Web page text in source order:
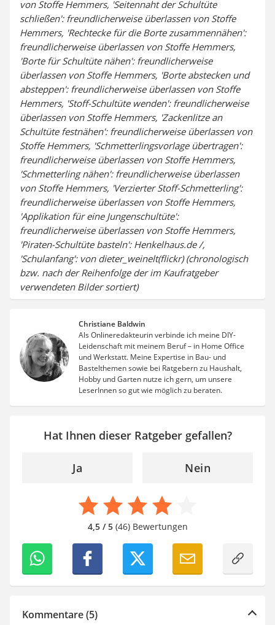
von Stoffe Hemmers, 'Seitennaht der Schultüte
schließen': freundlicherweise überlassen von Stoffe
Hemmers, 'Rechtecke für die Borte zusammennähen':
freundlicherweise überlassen von Stoffe Hemmers,
'Borte für Schultüte nähen': freundlicherweise
überlassen von Stoffe Hemmers, 'Borte abstecken und
absteppen': freundlicherweise überlassen von Stoffe
Hemmers, 'Stoff-Schultüte wenden': freundlicherweise
überlassen von Stoffe Hemmers, 'Zackenlitze an
Schultüte festnähen': freundlicherweise überlassen von
Stoffe Hemmers, 'Schmetterlingsvorlage übertragen':
freundlicherweise überlassen von Stoffe Hemmers,
'Schmetterling nähen': freundlicherweise überlassen
von Stoffe Hemmers, 'Verzierter Stoff-Schmetterling':
freundlicherweise überlassen von Stoffe Hemmers,
'Applikation für eine Jungenschultüte':
freundlicherweise überlassen von Stoffe Hemmers,
'Piraten-Schultüte basteln': Henkelhaus.de /,
'Schulanfang': von dieter_weinelt(flickr) (chronologisch
bzw. nach der Reihenfolge der im Kaufratgeber
verwendeten Bilder sortiert)
Christiane Baldwin
Als Onlineredakteurin verbinde ich meine DIY-
Leidenschaft mit meinem Beruf – in Home Office
und Werkstatt. Meine Expertise in Bau- und
Bastelthemen sowie bei Ratgebern zu Haushalt,
Hobby und Garten nutze ich gern, um unsere
LeserInnen so gut wie möglich zu beraten.
Hat Ihnen dieser Ratgeber gefallen?
Ja Nein
4,5 / 5(46) Bewertungen
Kommentare (5)